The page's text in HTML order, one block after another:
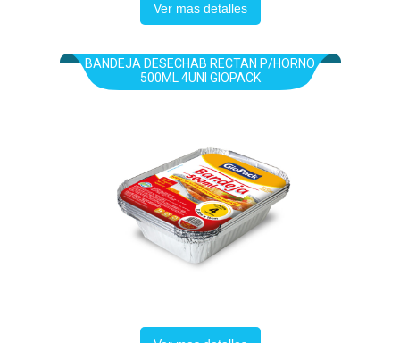
Ver mas detalles
BANDEJA DESECHAB RECTAN P/HORNO
500ML 4UNI GIOPACK